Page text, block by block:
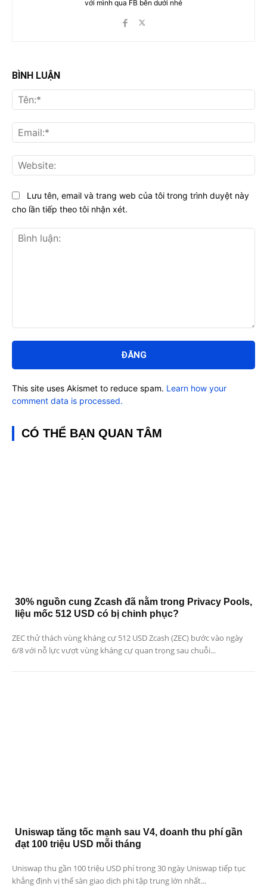
với mình qua FB bên dưới nhé
BÌNH LUẬN
luận:
Lưu tên, email và trang web của tôi trong trình duyệt này
cho lần tiếp theo tôi nhận xét.
This site uses Akismet to reduce spam. Learn how your
comment data is processed.
CÓ THỂ BẠN QUAN TÂM
30% nguồn cung Zcash đã nằm trong Privacy Pools,
liệu mốc 512 USD có bị chinh phục?
ZEC thử thách vùng kháng cự 512 USD Zcash (ZEC) bước vào ngày
6/8 với nỗ lực vượt vùng kháng cự quan trọng sau chuỗi...
Uniswap tăng tốc mạnh sau V4, doanh thu phí gần
đạt 100 triệu USD mỗi tháng
Uniswap thu gần 100 triệu USD phí trong 30 ngày Uniswap tiếp tục
khẳng định vị thế sàn giao dịch phi tập trung lớn nhất...